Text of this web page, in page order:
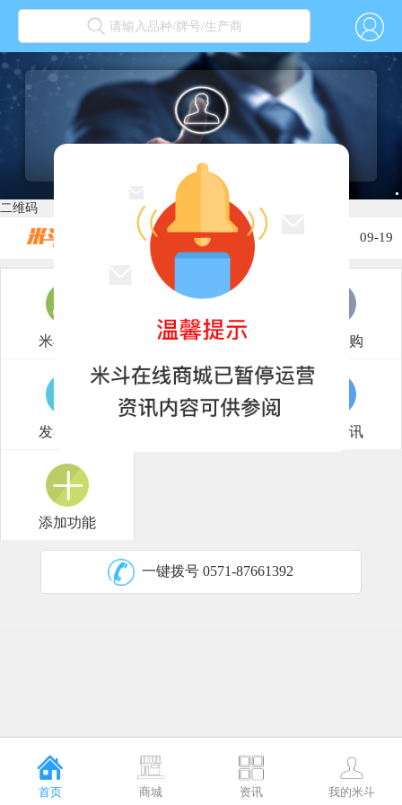
请输入品种/牌号/生产商
二维码
关于2022年元旦放假通知...
12-31
关于2021年国庆节放假通知...
关于2021年中秋放假的通知...
09-19
关于2021年端午节放假的通知...
06-12
关于2021劳动节放假的通知...
米斗商城 撮合市场 我要采购
发布供应 行情短讯
添加功能
一键拨号 0571-87661392
首页 商城 资讯 我的米斗